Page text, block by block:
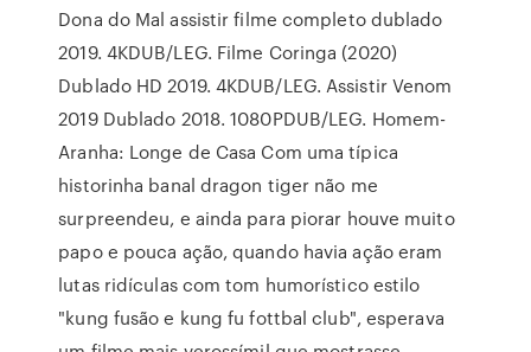
Dona do Mal assistir filme completo dublado
2019. 4KDUB/LEG. Filme Coringa (2020)
Dublado HD 2019. 4KDUB/LEG. Assistir Venom
2019 Dublado 2018. 1080PDUB/LEG. Homem-
Aranha: Longe de Casa Com uma típica
historinha banal dragon tiger não me
surpreendeu, e ainda para piorar houve muito
papo e pouca ação, quando havia ação eram
lutas ridículas com tom humorístico estilo
"kung fusão e kung fu fottbal club", esperava